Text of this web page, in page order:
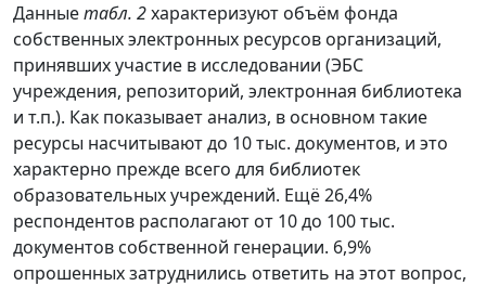
Данныетабл. 2характеризуют объём фонда
собственных электронных ресурсов организаций,
принявших участие в исследовании (ЭБС
учреждения, репозиторий, электронная библиотека
и т.п.). Как показывает анализ, в основном такие
ресурсы насчитывают до 10 тыс. документов, и это
характерно прежде всего для библиотек
образовательных учреждений. Ещё 26,4%
респондентов располагают от 10 до 100 тыс.
документов собственной генерации. 6,9%
опрошенных затруднились ответить на этот вопрос,